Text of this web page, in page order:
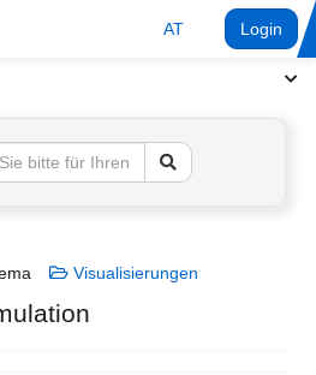
AT Login
Visualisierungen